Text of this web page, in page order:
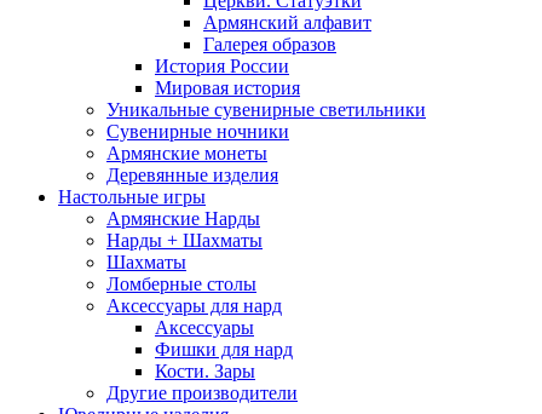
Армянский алфавит
Галерея образов
История России
Мировая история
Уникальные сувенирные светильники
Сувенирные ночники
Армянские монеты
Деревянные изделия
Настольные игры
Армянские Нарды
Нарды + Шахматы
Шахматы
Ломберные столы
Аксессуары для нард
Аксессуары
Фишки для нард
Кости. Зары
Другие производители